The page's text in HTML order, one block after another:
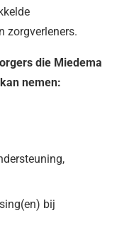
zorgverleners.
die Miedema
nemen:
bij